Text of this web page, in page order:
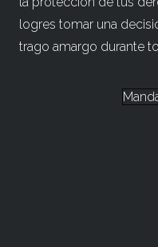
logres tomar una
trago amargo durante